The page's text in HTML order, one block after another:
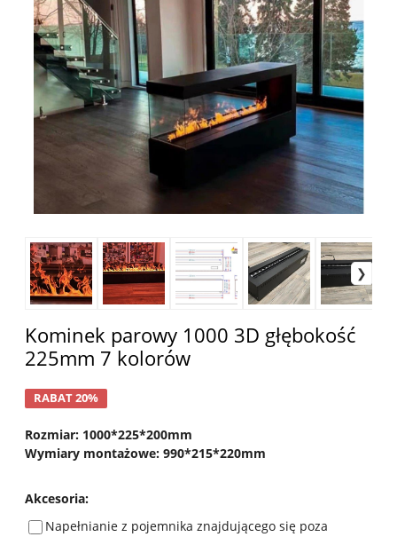
Kominek parowy 1000 3D głębokość
225mm 7 kolorów
RABAT 20%
Rozmiar: 1000*225*200mm
Wymiary montażowe: 990*215*220mm
Akcesoria:
Napełnianie z pojemnika znajdującego się poza